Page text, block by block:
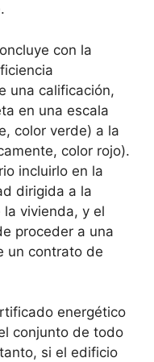
con la
una calificación,
en una escala
color verde) a la
color rojo).
incluirlo en la
dirigida a la
vivienda, y el
proceder a una
un contrato de
energético
conjunto de todo
si el edificio